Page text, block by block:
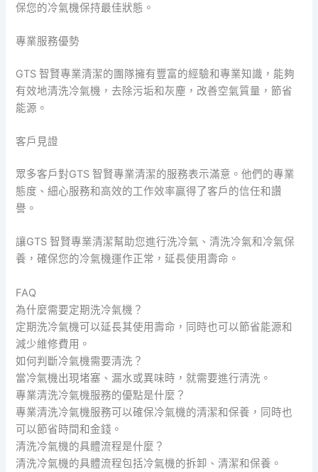
保您的冷氣機保持最佳狀態。
專業服務優勢
GTS 智賢專業清潔的團隊擁有豐富的經驗和專業知識，能夠
有效地清洗冷氣機，去除污垢和灰塵，改善空氣質量，節省
能源。
客戶見證
眾多客戶對GTS 智賢專業清潔的服務表示滿意。他們的專業
態度、細心服務和高效的工作效率贏得了客戶的信任和讚
譽。
讓GTS 智賢專業清潔幫助您進行洗冷氣、清洗冷氣和冷氣保
養，確保您的冷氣機運作正常，延長使用壽命。
FAQ
為什麼需要定期洗冷氣機？
定期洗冷氣機可以延長其使用壽命，同時也可以節省能源和
減少維修費用。
如何判斷冷氣機需要清洗？
當冷氣機出現堵塞、漏水或異味時，就需要進行清洗。
專業清洗冷氣機服務的優點是什麼？
專業清洗冷氣機服務可以確保冷氣機的清潔和保養，同時也
可以節省時間和金錢。
清洗冷氣機的具體流程是什麼？
清洗冷氣機的具體流程包括冷氣機的拆卸、清潔和保養。